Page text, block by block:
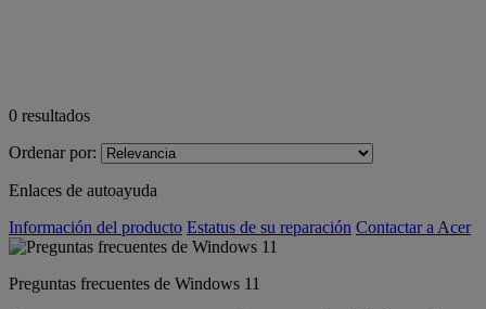
0 resultados
Ordenar por:
Enlaces de autoayuda
Información del producto Estatus de su reparación Contactar a Acer
Preguntas frecuentes de Windows 11